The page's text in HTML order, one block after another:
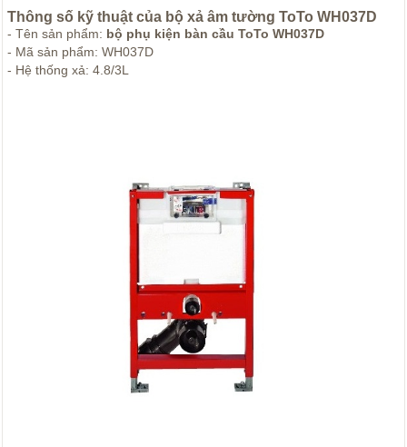
Thông số kỹ thuật của bộ xả âm tường ToTo WH037D
- Tên sản phẩm: bộ phụ kiện bàn cầu ToTo WH037D
- Mã sản phẩm: WH037D
- Hệ thống xả: 4.8/3L